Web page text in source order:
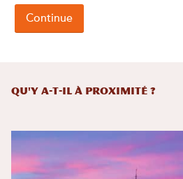
QU'Y A-T-IL À PROXIMITÉ ?